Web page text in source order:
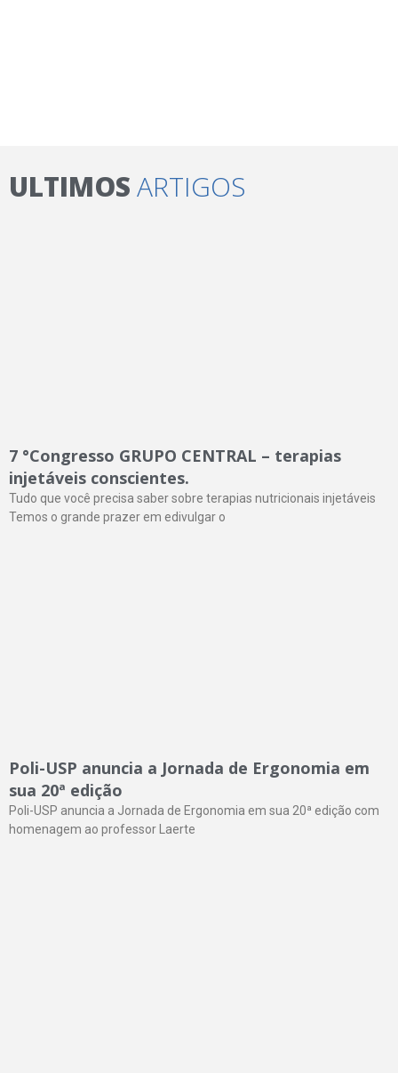
ULTIMOSARTIGOS
7 °Congresso GRUPO CENTRAL – terapias
injetáveis conscientes.
Tudo que você precisa saber sobre terapias nutricionais injetáveis
Temos o grande prazer em edivulgar o
Poli-USP anuncia a Jornada de Ergonomia em
sua 20ª edição
Poli-USP anuncia a Jornada de Ergonomia em sua 20ª edição com
homenagem ao professor Laerte